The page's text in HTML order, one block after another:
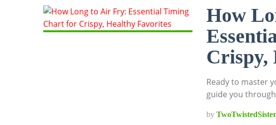
How
Crispy,
Ready to master
guide you
by